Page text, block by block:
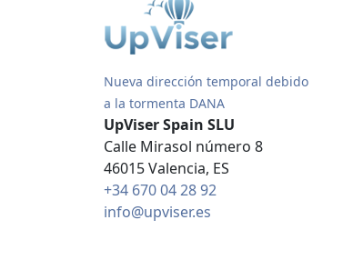
Nueva dirección temporal debido
a la tormenta DANA
UpViser Spain SLU
Calle Mirasol número 8
46015 Valencia, ES
+34 670 04 28 92
info@upviser.es